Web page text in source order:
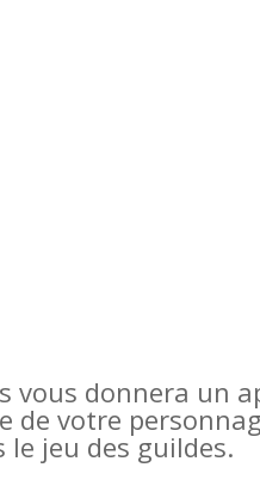
vous donnera un
de votre
le jeu des guildes.